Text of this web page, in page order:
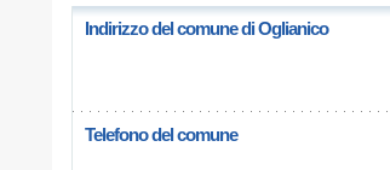
Indirizzo del comune di Oglianico
Telefono del comune